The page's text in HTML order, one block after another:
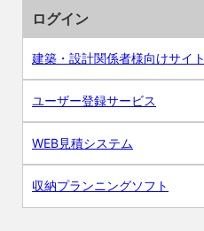
ログイン
建築・設計関係者様向けサイト
ユーザー登録サービス
WEB見積システム
収納プランニングソフト